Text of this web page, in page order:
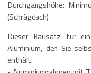
Durchgangshöhe:
(Schrägdach)
Dieser Bausatz für
Aluminium, den Sie
enthält: